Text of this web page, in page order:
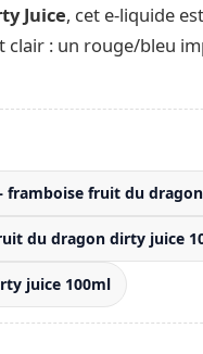
Juice, cet e-liquide est
: un rouge/bleu
fruit du
du dragon dirty juice
juice 100ml